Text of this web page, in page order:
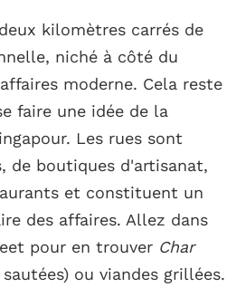
kilomètres carrés de
niché à côté du
moderne. Cela reste
faire une idée de la
Les rues sont
de boutiques d'artisanat,
et constituent un
des affaires. Allez dans
pour en trouver Char
ou viandes grillées.